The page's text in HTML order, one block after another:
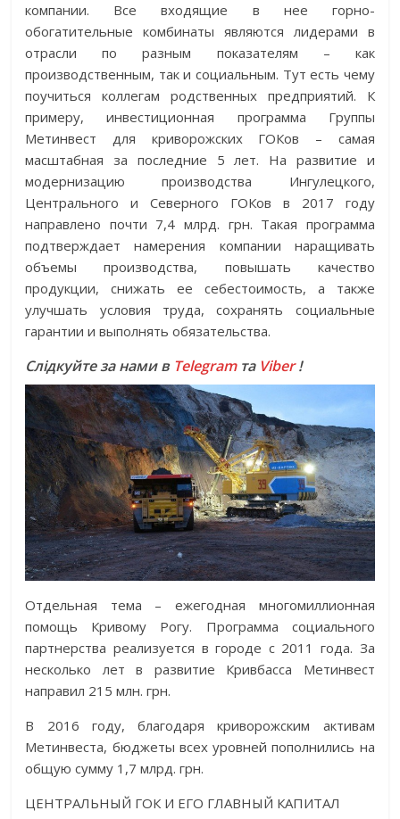
компании. Все входящие в нее горно-
обогатительные комбинаты являются лидерами в
отрасли по разным показателям – как
производственным, так и социальным. Тут есть чему
поучиться коллегам родственных предприятий. К
примеру, инвестиционная программа Группы
Метинвест для криворожских ГОКов – самая
масштабная за последние 5 лет. На развитие и
модернизацию производства Ингулецкого,
Центрального и Северного ГОКов в 2017 году
направлено почти 7,4 млрд. грн. Такая программа
подтверждает намерения компании наращивать
объемы производства, повышать качество
продукции, снижать ее себестоимость, а также
улучшать условия труда, сохранять социальные
гарантии и выполнять обязательства.
Слідкуйте за нами в Telegramта Viber!
Отдельная тема – ежегодная многомиллионная
помощь Кривому Рогу. Программа социального
партнерства реализуется в городе с 2011 года. За
несколько лет в развитие Кривбасса Метинвест
направил 215 млн. грн.
В 2016 году, благодаря криворожским активам
Метинвеста, бюджеты всех уровней пополнились на
общую сумму 1,7 млрд. грн.
ЦЕНТРАЛЬНЫЙ ГОК И ЕГО ГЛАВНЫЙ КАПИТАЛ